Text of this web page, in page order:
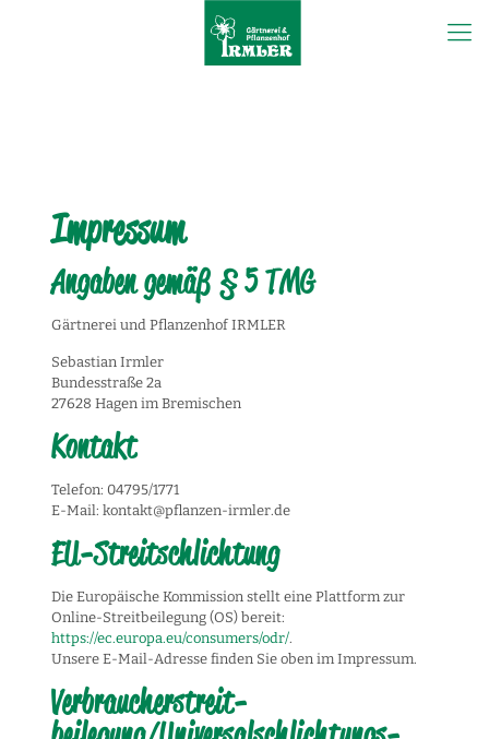
Impressum
Angaben gemäß § 5 TMG
Gärtnerei und Pflanzenhof IRMLER
Sebastian Irmler
Bundesstraße 2a
27628 Hagen im Bremischen
Kontakt
Telefon: 04795/1771
E-Mail: kontakt@pflanzen-irmler.de
EU-Streitschlichtung
Die Europäische Kommission stellt eine Plattform zur
Online-Streitbeilegung (OS) bereit:
https://ec.europa.eu/consumers/odr/.
Unsere E-Mail-Adresse finden Sie oben im Impressum.
Verbraucher­streit­